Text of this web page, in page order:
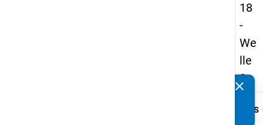
18
-
We
lle
2
Details
clear